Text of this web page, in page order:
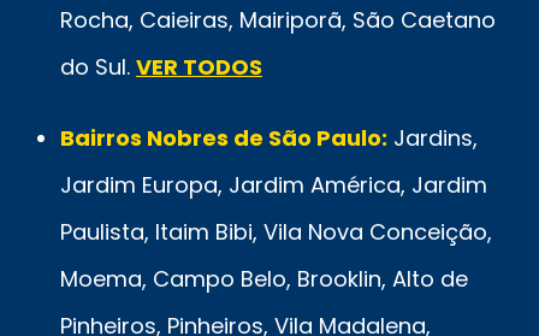
Rocha, Caieiras, Mairiporã, São Caetano
do Sul. VER TODOS
Bairros Nobres de São Paulo: Jardins,
Jardim Europa, Jardim América, Jardim
Paulista, Itaim Bibi, Vila Nova Conceição,
Moema, Campo Belo, Brooklin, Alto de
Pinheiros, Pinheiros, Vila Madalena,